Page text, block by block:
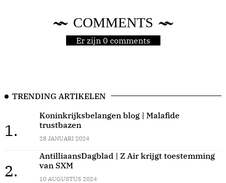
COMMENTS
Er zijn 0 comments
TRENDING ARTIKELEN
1.
Koninkrijksbelangen blog | Malafide
trustbazen
28 JANUARI 2024
2.
AntilliaansDagblad | Z Air krijgt toestemming
van SXM
10 AUGUSTUS 2024